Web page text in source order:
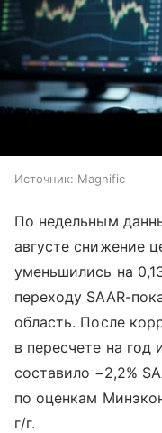
Источник: Magnific
По недельным
августе снижение
уменьшились на
переходу SAAR-
область. После
в пересчете на год
составило −2,2%
по оценкам
г/г.